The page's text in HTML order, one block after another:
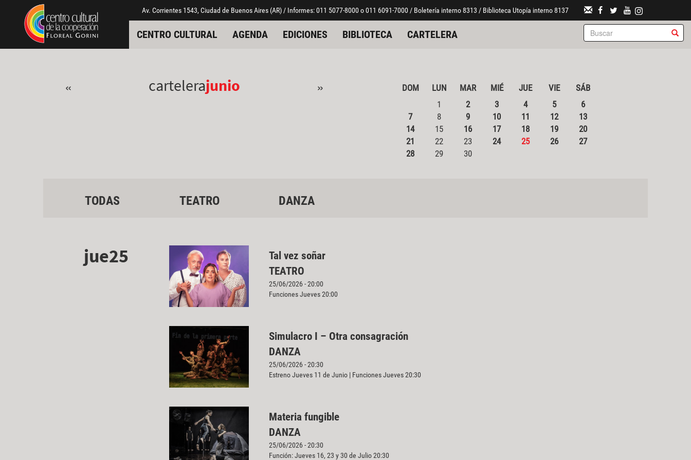
Pasar al contenido principal
Jump to main content Av. Corrientes 1543, Ciudad de Buenos Aires (AR) / Informes: 011 5077-8000 o 011 6091-7000 / Boletería interno 8313 / Biblioteca Utopía interno 8137
CENTRO CULTURAL AGENDA EDICIONES BIBLIOTECA CARTELERA
« cartelerajunio » DOM LUN MAR MIÉ JUE VIE
SÁB
1
2 3 4 5
6
7
8 9 10 11 12
13
14
15 16 17 18 19
20
21
22 23 24 25 26
27
28
29 30
TODAS TEATRO DANZA
jue25
Tal vez soñar
TEATRO
25/06/2026 - 20:00
Funciones Jueves 20:00
Simulacro I – Otra consagración
DANZA
25/06/2026 - 20:30
Estreno Jueves 11 de Junio | Funciones Jueves 20:30
Materia fungible
DANZA
25/06/2026 - 20:30
Función: Jueves 16, 23 y 30 de Julio 20:30